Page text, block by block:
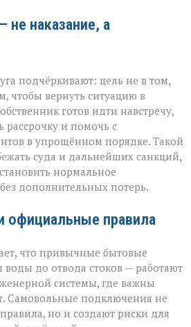
наказание, а
подчёркивают: цель не в том,
чтобы вернуть ситуацию в
готов идти навстречу,
рассрочку и помочь с
в упрощённом порядке. Такой
суда и дальнейших санкций,
нормальное
дополнительных потерь.
официальные правила
что привычные бытовые
до отвода стоков — работают
системы, где важны
Самовольные подключения не
но и создают риски для